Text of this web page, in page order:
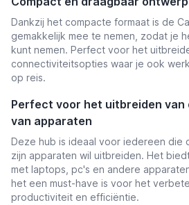
Dankzij het compacte formaat is de
gemakkelijk mee te nemen, zodat je
kunt nemen. Perfect voor het
connectiviteitsopties waar je ook
op reis.
Perfect voor het uitbreiden
van apparaten
Deze hub is ideaal voor iedereen die
zijn apparaten wil uitbreiden. Het
met laptops, pc's en andere
het een must-have is voor het
productiviteit en efficiëntie.